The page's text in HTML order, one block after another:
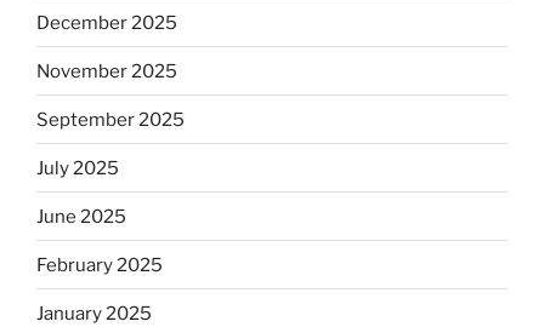
December 2025
November 2025
September 2025
July 2025
June 2025
February 2025
January 2025